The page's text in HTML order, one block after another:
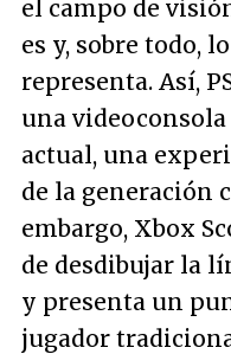
el campo de
es y, sobre todo,
representa. Así,
una
actual, una
de la generación
embargo, Xbox
de desdibujar la
y presenta un
jugador